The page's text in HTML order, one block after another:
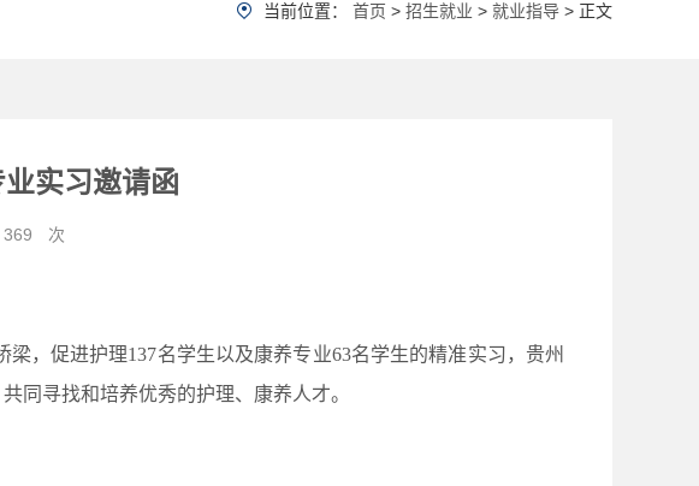
当前位置： 首页 > 招生就业 > 就业指导 > 正文
实习邀请函
369 次
，促进护理137名学生以及康养专业63名学生的精准实习，贵州
同寻找和培养优秀的护理、康养人才。